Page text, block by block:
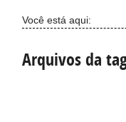
Você está aqui:
Arquivos da